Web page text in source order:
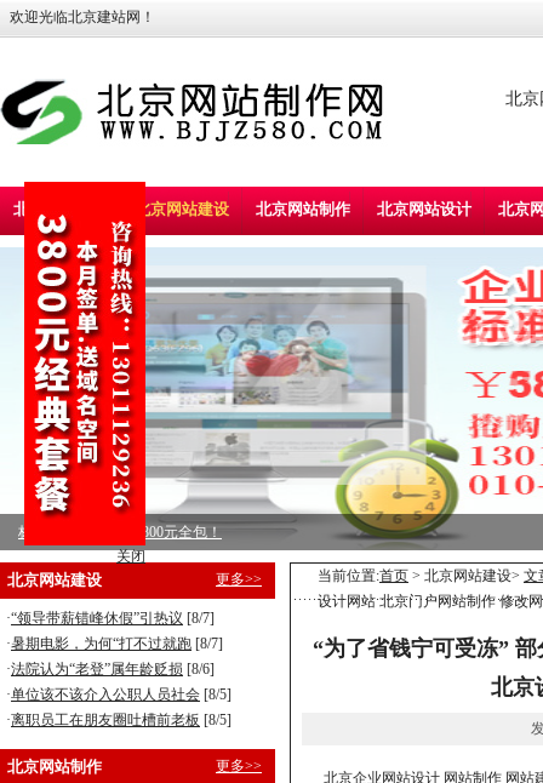
欢迎光临北京建站网！
北京
北京建站首页 北京网站建设 北京网站制作 北京网站设计 北京
标准型企业建站，5800元全包！
营销型企业建站，8800元全包！
北京网站建设 更多>>
·“领导带薪错峰休假”引热议 [8/7]
·暑期电影，为何“打不过就跑 [8/7]
·法院认为“老登”属年龄贬损 [8/6]
·单位该不该介入公职人员社会 [8/5]
·离职员工在朋友圈吐槽前老板 [8/5]
北京网站制作 更多>>
当前位置:首页 > 北京网站建设> 文
设计网站 北京门户网站制作 修改
“为了省钱宁可受冻”
北京
北京企业网站设计 网站制作 网站
关闭